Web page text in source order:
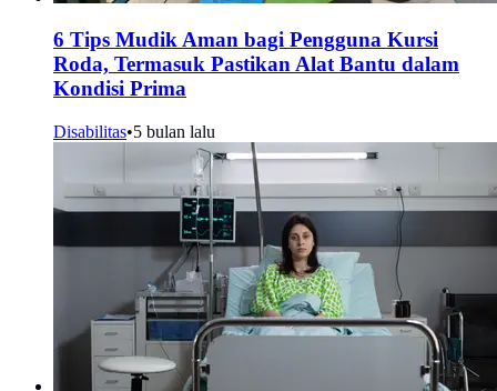
6 Tips Mudik Aman bagi Pengguna Kursi
Roda, Termasuk Pastikan Alat Bantu dalam
Kondisi Prima
Disabilitas•5 bulan lalu